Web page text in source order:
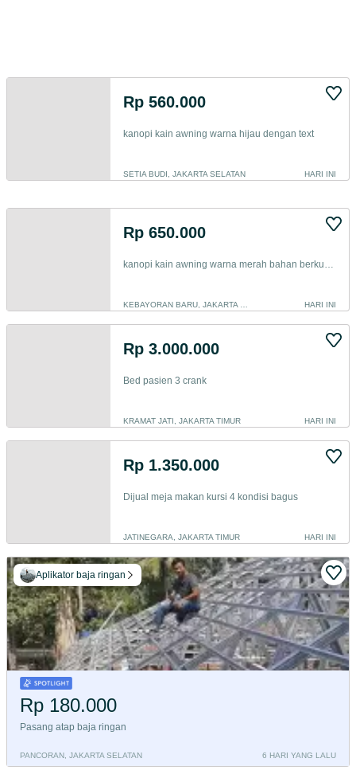
Rp 560.000
kanopi kain awning warna hijau dengan text
SETIA BUDI, JAKARTA SELATAN HARI INI
Rp 650.000
HARI INI
Rp 3.000.000
Bed pasien 3 crank
KRAMAT JATI, JAKARTA TIMUR HARI INI
Rp 1.350.000
Dijual meja makan kursi 4 kondisi bagus
JATINEGARA, JAKARTA TIMUR HARI INI
Rp 180.000
Pasang atap baja ringan
PANCORAN, JAKARTA SELATAN 6 HARI YANG LALU
Aplikator baja ringan